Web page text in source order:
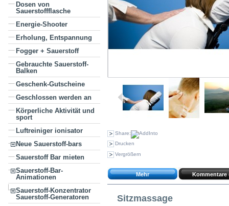
Dosen von
Sauerstoffflasche
Energie-Shooter
Erholung, Entspannung
Fogger + Sauerstoff
Gebrauchte Sauerstoff-
Balken
Geschenk-Gutscheine
Geschlossen werden an
Körperliche Aktivität und
sport
Luftreiniger ionisator
Neue Sauerstoff-bars
Sauerstoff Bar mieten
Sauerstoff-Bar-
Animationen
Sauerstoff-Konzentrator
Sauerstoff-Generatoren
Share:
Drucken
Vergrößern
Mehr Kommentare
Sitzmassage